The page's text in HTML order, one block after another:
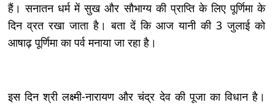
हैं। सनातन धर्म में सुख और सौभाग्य की प्राप्ति के लिए पूर्णिमा के
दिन व्रत रखा जाता है। बता दें कि आज यानी की 3 जुलाई को
आषाढ़ पूर्णिमा का पर्व मनाया जा रहा है।
इस दिन श्री लक्ष्मी-नारायण और चंद्र देव की पूजा का विधान है।